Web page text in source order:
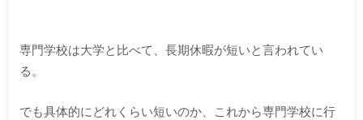
専門学校は大学と比べて、長期休暇が短いと言われてい
る。
でも具体的にどれくらい短いのか、これから専門学校に行